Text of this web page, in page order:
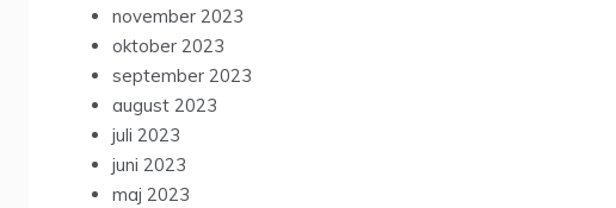
november 2023
oktober 2023
september 2023
august 2023
juli 2023
juni 2023
maj 2023